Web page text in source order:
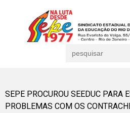
for:
SEPE PROCUROU SEEDUC PARA
PROBLEMAS COM OS